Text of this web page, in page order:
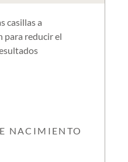
casillas a
para reducir el
NACIMIENTO